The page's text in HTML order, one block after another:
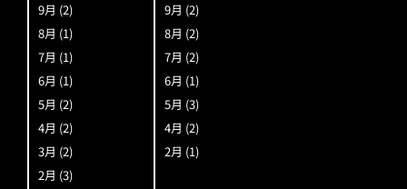
9月 (2)
8月 (1)
7月 (1)
6月 (1)
5月 (2)
4月 (2)
3月 (2)
2月 (3)
9月 (2)
8月 (2)
7月 (2)
6月 (1)
5月 (3)
4月 (2)
2月 (1)